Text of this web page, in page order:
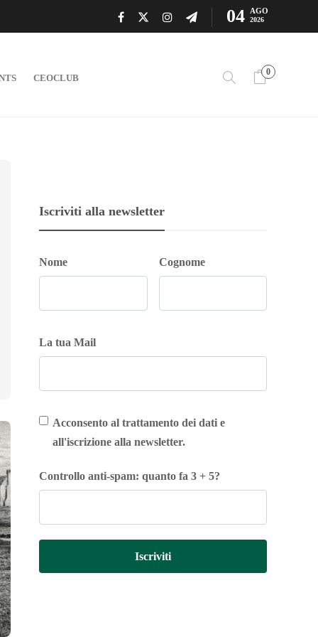
04 AGO
2026
CEOCLUB
0
Iscriviti alla newsletter
Nome Cognome
La tua Mail
Acconsento al trattamento dei dati e
all'iscrizione alla newsletter.
Controllo anti-spam: quanto fa 3 + 5?
Iscriviti